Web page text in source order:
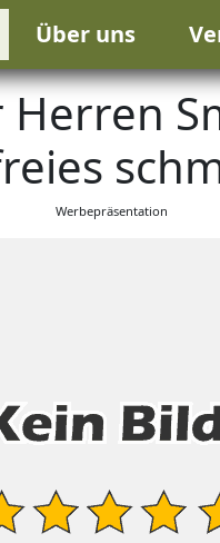
Über uns
Herren
Werbepräsentation